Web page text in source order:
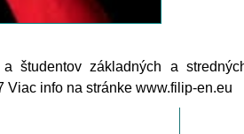
študentov základných a
Viac info na stránke www.filip-en.eu